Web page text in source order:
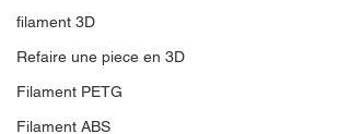
filament 3D
Refaire une piece en 3D
Filament PETG
Filament ABS